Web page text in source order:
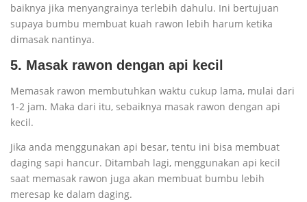
baiknya jika menyangrainya terlebih dahulu. Ini bertujuan
supaya bumbu membuat kuah rawon lebih harum ketika
dimasak nantinya.
5. Masak rawon dengan api kecil
Memasak rawon membutuhkan waktu cukup lama, mulai dari
1-2 jam. Maka dari itu, sebaiknya masak rawon dengan api
kecil.
Jika anda menggunakan api besar, tentu ini bisa membuat
daging sapi hancur. Ditambah lagi, menggunakan api kecil
saat memasak rawon juga akan membuat bumbu lebih
meresap ke dalam daging.